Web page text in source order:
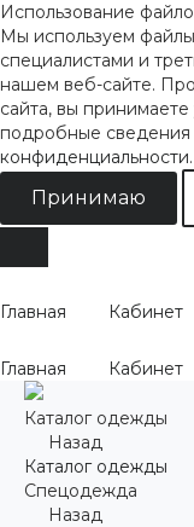
Использование
Мы используем
специалистами и
нашем веб-сайте.
сайта, вы
подробные сведения
конфиденциальности.
Принимаю
Главная Кабинет
Главная Кабинет
Каталог одежды
Назад
Каталог одежды
Спецодежда
Назад